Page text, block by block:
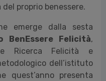
proprio benessere.
emerge dalla sesta
BenEssere Felicità,
Ricerca Felicità e
dell’istituto
quest’anno presenta